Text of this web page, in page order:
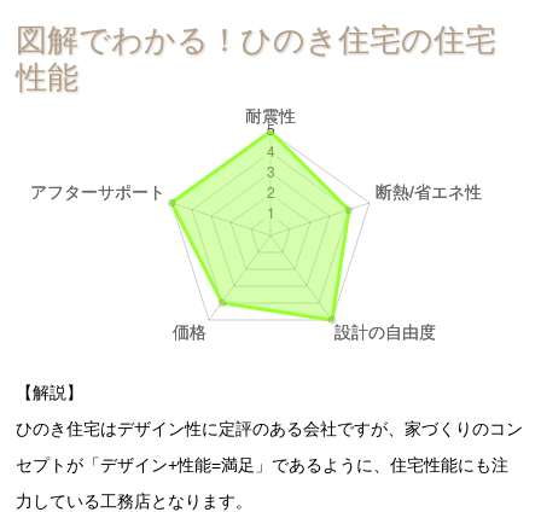
図解でわかる！ひのき住宅の住宅
性能
【解説】
ひのき住宅はデザイン性に定評のある会社ですが、家づくりのコン
セプトが「デザイン+性能=満足」であるように、住宅性能にも注
力している工務店となります。